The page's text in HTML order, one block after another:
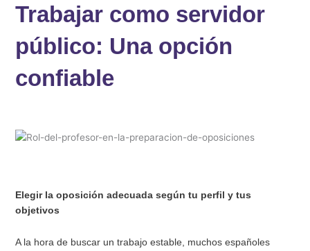
Trabajar como servidor
público: Una opción
confiable
Elegir la oposición adecuada según tu perfil y tus
objetivos
A la hora de buscar un trabajo estable, muchos españoles